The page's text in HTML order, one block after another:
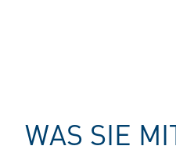
WAS SIE